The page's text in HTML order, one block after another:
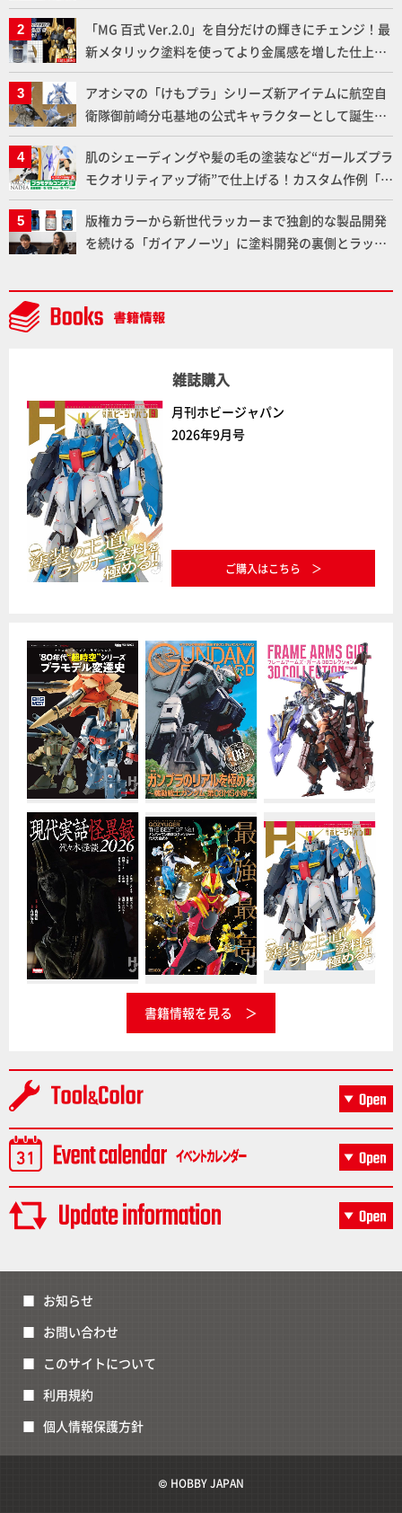
下ろしでご紹介!!さらに「大鉄人17」＆「ワンエイ
ト」セット情報もお届け！【超合金の魂】
「MG 百式 Ver.2.0」を自分だけの輝きにチェンジ！最
新メタリック塗料を使ってより金属感を増した仕上が
りに!!【試し読み】
アオシマの「けもプラ」シリーズ新アイテムに航空自
衛隊御前崎分屯基地の公式キャラクターとして誕生し
た「おまねこ」が着任！けもプラ公式サイト限定版と
通常版の2ラインで発売！
肌のシェーディングや髪の毛の塗装など“ガールズプラ
モクオリティアップ術”で仕上げる！カスタム作例「白
騎士ソフィエラ」が完成！【「アルカナディアプラモ
デルコンテスト」～8月17日（月）11:59まで応募受付
中】
版権カラーから新世代ラッカーまで独創的な製品開発
を続ける「ガイアノーツ」に塗料開発の裏側とラッカ
雑誌購入
月刊ホビージャパン
2026年9月号
ご購入はこちら
書籍情報を見る
お知らせ
お問い合わせ
このサイトについて
利用規約
個人情報保護方針
© HOBBY JAPAN